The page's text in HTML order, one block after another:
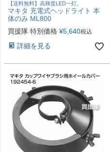
【送料無料】高輝度LED一灯。
マキタ 充電式ヘッドライト 本
体のみ ML800
買援隊 特別価格 ¥5,640税込
詳細を見る